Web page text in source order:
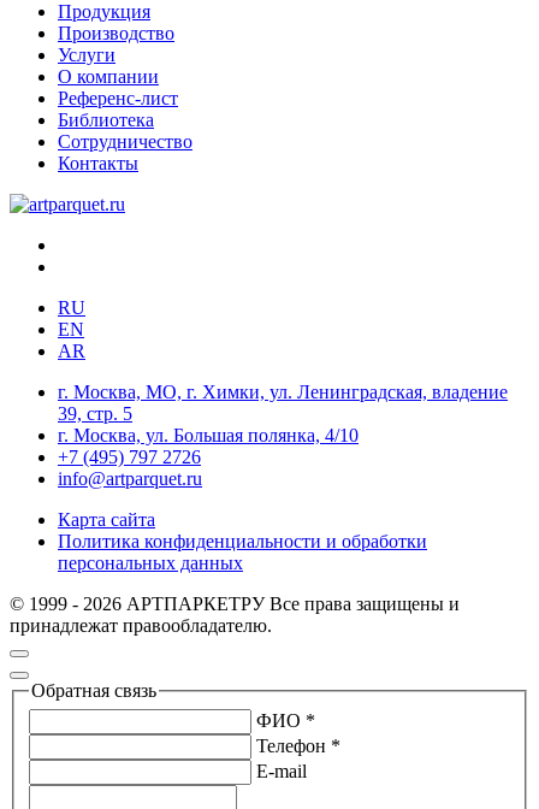
Продукция
Производство
Услуги
О компании
Референс-лист
Библиотека
Сотрудничество
Контакты
RU
EN
AR
г. Москва, МО, г. Химки, ул. Ленинградская, владение
39, стр. 5
г. Москва, ул. Большая полянка, 4/10
+7 (495) 797 2726
info@artparquet.ru
Карта сайта
Политика конфиденциальности и обработки
персональных данных
© 1999 - 2026 АРТПАРКЕТРУ Все права защищены и
принадлежат правообладателю.
Обратная связь
ФИО *
Телефон *
E-mail